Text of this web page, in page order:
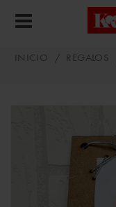
INICIO / REGALOS